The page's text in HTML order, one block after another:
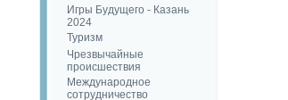
Игры Будущего - Казань
2024
Туризм
Чрезвычайные
происшествия
Международное
сотрудничество